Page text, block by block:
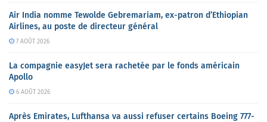
Air India nomme Tewolde Gebremariam, ex-patron d’Ethiopian
Airlines, au poste de directeur général
7 AOÛT 2026
La compagnie easyJet sera rachetée par le fonds américain
Apollo
6 AOÛT 2026
Après Emirates, Lufthansa va aussi refuser certains Boeing 777-